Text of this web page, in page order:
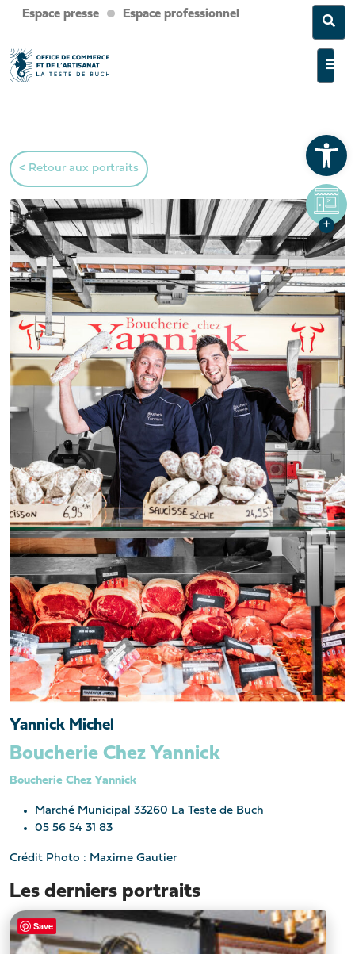
Ouvrir la barre d’outils
Espace presse Espace professionnel
< Retour aux portraits
Yannick Michel
Boucherie Chez Yannick
Boucherie Chez Yannick
Marché Municipal 33260 La Teste de Buch
05 56 54 31 83
Crédit Photo : Maxime Gautier
Les derniers portraits
Save